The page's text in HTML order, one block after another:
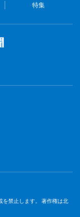
特集
を禁止します。 著作権は北